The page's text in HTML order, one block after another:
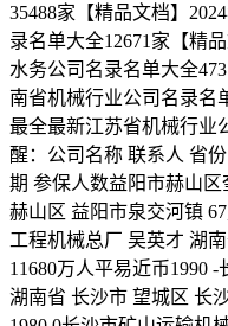
35488家【精品文档】
录名单大全12671家【精
水务公司名录名单大全
南省机械行业公司名录名
最全最新江苏省机械行业
醒：公司名称 联系人 省
期 参保人数益阳市赫山
赫山区 益阳市泉交河镇
工程机械总厂 吴英才 湖
11680万人平易近币1990
湖南省 长沙市 望城区 长